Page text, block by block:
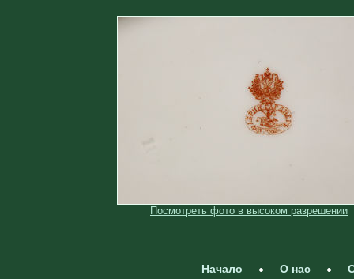
Посмотреть фото в высоком разрешении
Начало О нас